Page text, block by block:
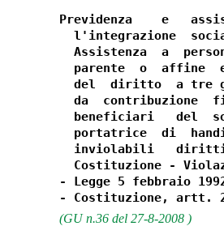
Previdenza    e
l'integrazione
Assistenza  a
parente  o  affine
del  diritto  a tre
da  contribuzione
beneficiari   del
portatrice  di
inviolabili
Costituzione -
- Legge 5 febbraio
(GU n.36 del 27-8-2008 )